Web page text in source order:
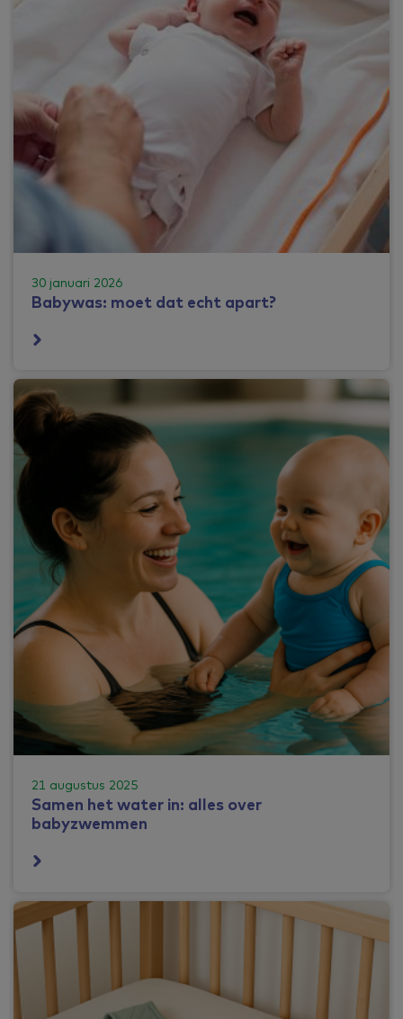
30 januari 2026
Babywas: moet dat echt apart?
21 augustus 2025
Samen het water in: alles over
babyzwemmen